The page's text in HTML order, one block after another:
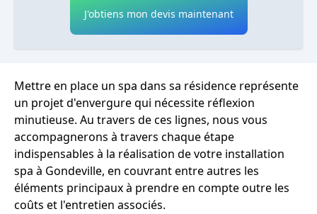
J'obtiens mon devis maintenant
Mettre en place un spa dans sa résidence représente
un projet d'envergure qui nécessite réflexion
minutieuse. Au travers de ces lignes, nous vous
accompagnerons à travers chaque étape
indispensables à la réalisation de votre installation
spa à Gondeville, en couvrant entre autres les
éléments principaux à prendre en compte outre les
coûts et l'entretien associés.